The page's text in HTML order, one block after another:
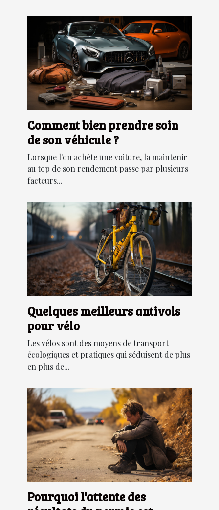
Comment bien prendre soin
de son véhicule ?
Lorsque l'on achète une voiture, la maintenir
au top de son rendement passe par plusieurs
facteurs...
Quelques meilleurs antivols
pour vélo
Les vélos sont des moyens de transport
écologiques et pratiques qui séduisent de plus
en plus de...
Pourquoi l'attente des